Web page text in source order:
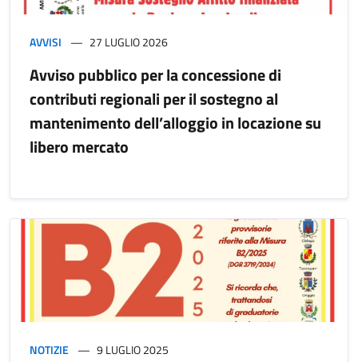
AVVISI 27 LUGLIO 2026
Avviso pubblico per la concessione di
contributi regionali per il sostegno al
mantenimento dell’alloggio in locazione su
libero mercato
NOTIZIE 9 LUGLIO 2025